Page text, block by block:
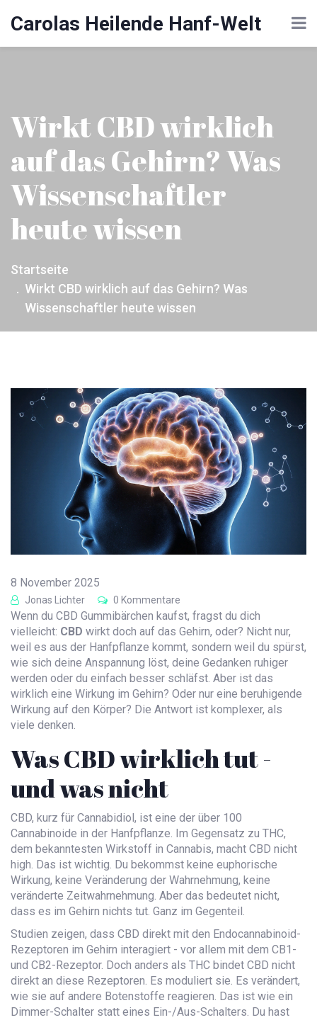
Carolas Heilende Hanf-Welt
Wirkt CBD wirklich
auf das Gehirn? Was
Wissenschaftler
heute wissen
Startseite
Wirkt CBD wirklich auf das Gehirn? Was
Wissenschaftler heute wissen
8 November 2025
Jonas Lichter 0 Kommentare
Wenn du CBD Gummibärchen kaufst, fragst du dich
vielleicht: CBD wirkt doch auf das Gehirn, oder? Nicht nur,
weil es aus der Hanfpflanze kommt, sondern weil du spürst,
wie sich deine Anspannung löst, deine Gedanken ruhiger
werden oder du einfach besser schläfst. Aber ist das
wirklich eine Wirkung im Gehirn? Oder nur eine beruhigende
Wirkung auf den Körper? Die Antwort ist komplexer, als
viele denken.
Was CBD wirklich tut -
und was nicht
CBD, kurz für Cannabidiol, ist eine der über 100
Cannabinoide in der Hanfpflanze. Im Gegensatz zu THC,
dem bekanntesten Wirkstoff in Cannabis, macht CBD nicht
high. Das ist wichtig. Du bekommst keine euphorische
Wirkung, keine Veränderung der Wahrnehmung, keine
veränderte Zeitwahrnehmung. Aber das bedeutet nicht,
dass es im Gehirn nichts tut. Ganz im Gegenteil.
Studien zeigen, dass CBD direkt mit den Endocannabinoid-
Rezeptoren im Gehirn interagiert - vor allem mit dem CB1-
und CB2-Rezeptor. Doch anders als THC bindet CBD nicht
direkt an diese Rezeptoren. Es moduliert sie. Es verändert,
wie sie auf andere Botenstoffe reagieren. Das ist wie ein
Dimmer-Schalter statt eines Ein-/Aus-Schalters. Du hast